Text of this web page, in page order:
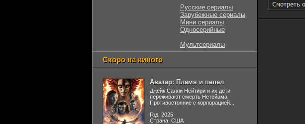
Русские сериалы
Зарубежные сериалы
Мини сериалы
Односерийные
Мультсериалы
Скоро на киного
Аватар: Пламя и пепел
Джейк Салли Нейтири и их дети
переживают смерть Нетейама
Противостояние с корпорацией...
Год: 2025
Страна: США